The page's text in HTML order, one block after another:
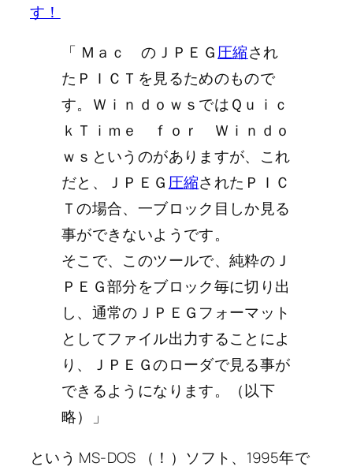
す！
「 Ｍａｃ のＪＰＥＧ圧縮され
たＰＩＣＴを見るためのもので
す。ＷｉｎｄｏｗｓではＱｕｉｃ
ｋＴｉｍｅ ｆｏｒ Ｗｉｎｄｏ
ｗｓというのがありますが、これ
だと、ＪＰＥＧ圧縮されたＰＩＣ
Ｔの場合、一ブロック目しか見る
事ができないようです。
そこで、このツールで、純粋のＪ
ＰＥＧ部分をブロック毎に切り出
し、通常のＪＰＥＧフォーマット
としてファイル出力することによ
り、ＪＰＥＧのローダで見る事が
できるようになります。（以下
略）」
という MS-DOS （！）ソフト、1995年で